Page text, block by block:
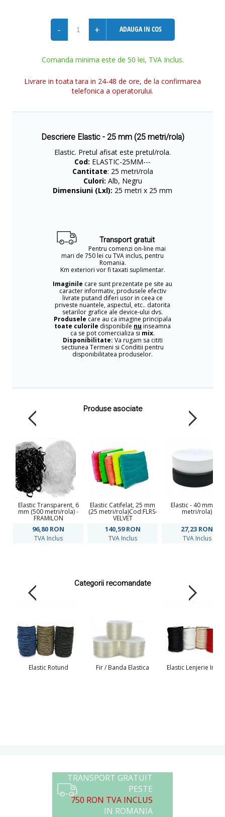
- + ADAUGA IN COS
Comanda minima este de 50 lei, TVA Inclus.
Livrare in toata tara in 24-48 de ore, de la confirmarea
telefonica a operatorului.
Descriere Elastic - 25 mm (25 metri/rola)
Elastic. Pretul afisat este pretul/rola.
Cod: ELASTIC-25MM---
Cantitate: 25 metri/rola
Culori: Alb, Negru
Dimensiuni (Lxl): 25 metri x 25 mm
Transport gratuit
Pentru comenzi on-line mai
mari de 750 lei cu TVA inclus, pentru
Romania.
Km exteriori vor fi taxati suplimentar.
Imaginile care sunt prezentate pe site au
caracter informativ, produsele efectiv
livrate putand diferi usor in ceea ce
priveste nuantele, aspectul, etc.. datorita
setarilor grafice ale device-ului dvs.
Produsele care au ca imagine principala
toate culorile disponibile nu inseamna
ca se pot comercializa si mix.
Disponibilitate: Va rugam sa cititi
sectiunea Termeni si Conditii pentru
disponibilitatea produselor.
Produse asociate
Elastic Transparent, 6
mm (500 metri/rola) -
FRAMILON
96,80 RON
TVA Inclus
Elastic Catifelat, 25 mm
(25 metri/rola)Cod:FLRS-
VELVET
140,59RON
TVA Inclus
Elastic - 40 mm (25
metri/rola)
27,23 RON
TVA Inclus
Categorii recomandate
Elastic Rotund Fir / Banda Elastica Elastic Lenjerie
TRANSPORT GRATUIT
PESTE
750 RON TVA INCLUS
IN ROMANIA